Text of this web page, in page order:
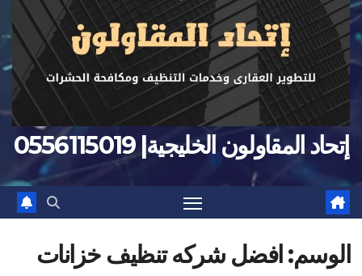
إتحاد المقاولون الخليجية| 0556115019
الوسم: افضل شركه تنظيف خزانات